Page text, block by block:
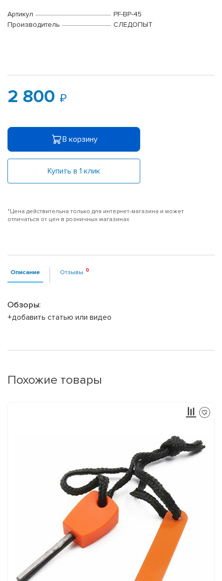
Артикул
PF-BP-45
Производитель
СЛЕДОПЫТ
2 800
В корзину
Купить в 1 клик
*Цена действительна только для интернет-магазина и может
отличаться от цен в розничных магазинах
Описание Отзывы
Обзоры:
+добавить статью или видео
Похожие товары